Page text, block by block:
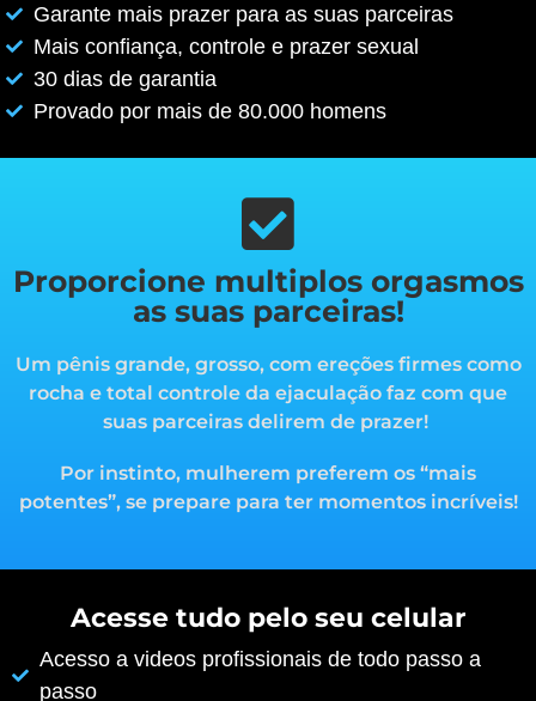
Garante mais prazer para as suas parceiras
Mais confiança, controle e prazer sexual
30 dias de garantia
Provado por mais de 80.000 homens
Proporcione multiplos orgasmos
as suas parceiras!
Um pênis grande, grosso, com ereções firmes como
rocha e total controle da ejaculação faz com que
suas parceiras delirem de prazer!
Por instinto, mulherem preferem os “mais
potentes”, se prepare para ter momentos incríveis!
Acesse tudo pelo seu celular
Acesso a videos profissionais de todo passo a
passo